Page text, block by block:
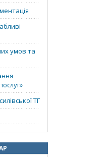
умов та
ТГ